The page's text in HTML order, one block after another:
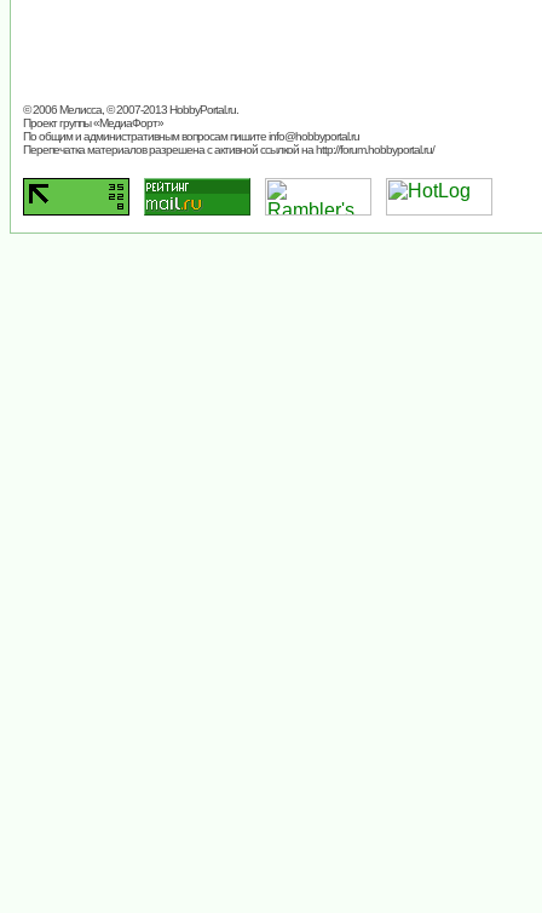
© 2006 Мелисса, © 2007-2013HobbyPortal.ru
Проект группы «МедиаФорт»
По общим и административным вопросам пишитеinfo@hobbyportal.ru
Перепечатка материалов разрешена с активной ссылкой на http://forum.hobbyportal.ru/